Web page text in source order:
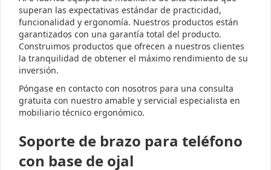
superan las expectativas estándar de practicidad,
funcionalidad y ergonomía. Nuestros productos están
garantizados con una garantía total del producto.
Construimos productos que ofrecen a nuestros clientes
la tranquilidad de obtener el máximo rendimiento de su
inversión.
Póngase en contacto con nosotros para una consulta
gratuita con nuestro amable y servicial especialista en
mobiliario técnico ergonómico.
Soporte de brazo para teléfono
con base de ojal